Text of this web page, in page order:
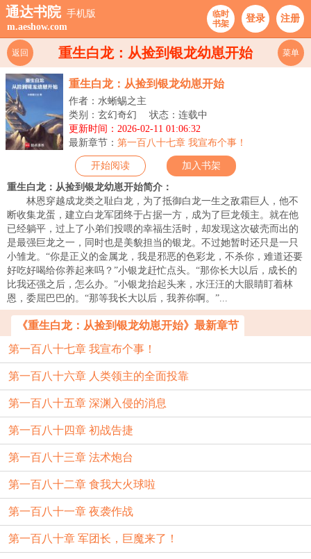
通达书院 手机版
m.aeshow.com
临时
书架
登录 注册
重生白龙：从捡到银龙幼崽开始
返回 菜单
重生白龙：从捡到银龙幼崽开始
作者：水蜥蜴之主
类别：玄幻奇幻
状态：连载中
更新时间：2026-02-11 01:06:32
最新章节： 第一百八十七章 我宣布个事！
开始阅读 加入书架
重生白龙：从捡到银龙幼崽开始简介：
林恩穿越成龙类之耻白龙，为了抵御白龙一生之敌霜巨人，他不
断收集龙蛋，建立白龙军团终于占据一方，成为了巨龙领主。就在他
已经躺平，过上了小弟们投喂的幸福生活时，却发现这次破壳而出的
是最强巨龙之一，同时也是美貌担当的银龙。不过她暂时还只是一只
小雏龙。“你是正义的金属龙，我是邪恶的色彩龙，不杀你，难道还要
好吃好喝给你养起来吗？”小银龙赶忙点头。“那你长大以后，成长的
比我还强之后，怎么办。”小银龙抬起头来，水汪汪的大眼睛盯着林
恩，委屈巴巴的。“那等我长大以后，我养你啊。”...
《重生白龙：从捡到银龙幼崽开始》最新章节
第一百八十七章 我宣布个事！
第一百八十六章 人类领主的全面投靠
第一百八十五章 深渊入侵的消息
第一百八十四章 初战告捷
第一百八十三章 法术炮台
第一百八十二章 食我大火球啦
第一百八十一章 夜袭作战
第一百八十章 军团长，巨魔来了！